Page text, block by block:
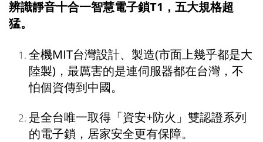
辨識靜音十合一智慧電子鎖T1， 五大規格超
猛。
全機MIT台灣設計、製造(市面上幾乎都是大
陸製)，最厲害的是連伺服器都在台灣，不
怕個資傳到中國。
是全台唯一取得「資安+防火」雙認證系列
的電子鎖，居家安全更有保障。